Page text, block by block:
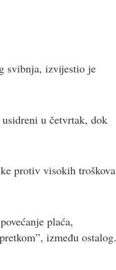
svibnja, izvijestio je
u četvrtak, dok
protiv visokih troškova
plaća,
između ostalog.